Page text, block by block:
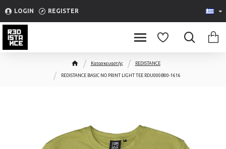
Please
This
website
LOGIN REGISTER
Κατασκευαστής REDISTANCE
REDISTANCE BASIC NO PRINT LIGHT TEE RDU000B00-1616